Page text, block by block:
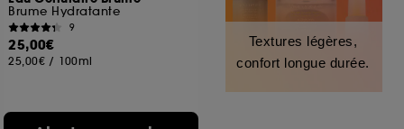
Brume Hydratante
9
25,00€
25,00€ / 100ml
Textures légères,
confort longue durée.